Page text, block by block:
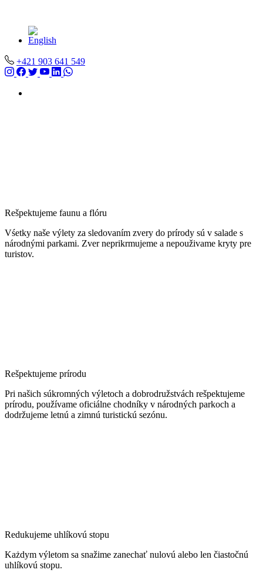
+421 903 641 549
Rešpektujeme faunu a flóru
Vśetky naše výlety za sledovaním zvery do prírody sú v salade s
národnými parkami. Zver neprikrmujeme a nepouživame kryty pre
turistov.
Rešpektujeme prírodu
Pri našich súkromných výletoch a dobrodružstvách rešpektujeme
prírodu, používame oficiálne chodníky v národných parkoch a
dodržujeme letnú a zimnú turistickú sezónu.
Redukujeme uhlíkovú stopu
Każdym výletom sa snažime zanechať nulovú alebo len čiastočnú
uhlíkovú stopu.